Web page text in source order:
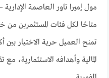
متاحًا لكل فئات المستثمرين
تمنح العميل حرية الاختيار
المالية وأهدافه